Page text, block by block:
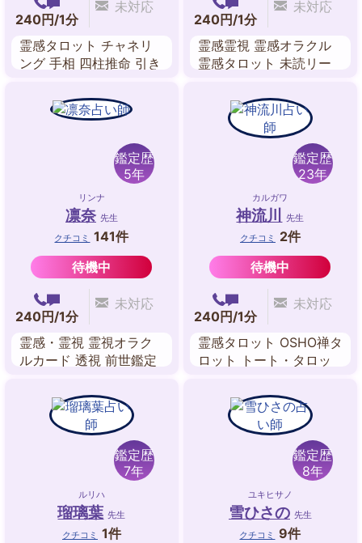
240円/1分
未対応
霊感タロット チャネリ
ング 手相 四柱推命 引き
ドワーク 潜在意識
240円/1分
未対応
霊感霊視 霊感オラクル
霊感タロット 未読リー
シー パワーストーンリ
ーディング
鑑定歴
5年
リンナ
凛奈 先生
クチコミ
141件
待機中
240円/1分
未対応
霊感・霊視 霊視オラク
ルカード 透視 前世鑑定
スピリチュアル・リーデ
ィング 風水
鑑定歴
23年
カルガワ
神流川 先生
クチコミ
2件
待機中
240円/1分
未対応
霊感タロット OSHO禅タ
ロット トート・タロッ
ジュラム 西洋占星術 チ
ャクラリーディング ス
ピリチュアル
鑑定歴
7年
ルリハ
瑠璃葉 先生
クチコミ 1件
鑑定歴
8年
ユキヒサノ
雪ひさの 先生
クチコミ
9件